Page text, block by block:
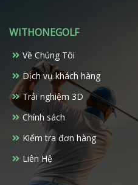
Các
tùy
chọn
thể
được
chọn
trên
trang
sản
WITHONEGOLF
Về Chúng Tôi
Dịch vụ khách hàng
Trải nghiệm 3D
Chính sách
Kiểm tra đơn hàng
Liên Hệ